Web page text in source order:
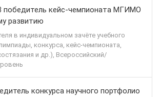
победитель кейс-чемпионата МГИМО
развитию
в индивидуальном зачёте учебного
конкурса, кейс-чемпионата,
и др.), Всероссийский/
конкурса научного портфолио